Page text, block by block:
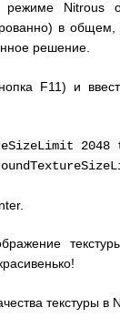
Nitrous
в
решение.
F11) и
2048